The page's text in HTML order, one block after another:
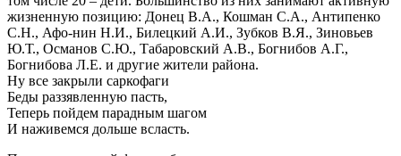
жизненную позицию: Донец В.А., Кошман С.А., Антипенко
С.Н., Афо-нин Н.И., Билецкий А.И., Зубков В.Я., Зиновьев
Ю.Т., Османов С.Ю., Табаровский А.В., Богнибов А.Г.,
Богнибова Л.Е. и другие жители района.
Ну все закрыли саркофаги
Беды раззявленную пасть,
Теперь пойдем парадным шагом
И наживемся дольше всласть.